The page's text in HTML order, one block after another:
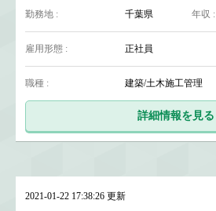
勤務地 : 千葉県 年収 :
雇用形態 : 正社員
職種 : 建築/土木施工管理
詳細情報を見る
2021-01-22 17:38:26 更新